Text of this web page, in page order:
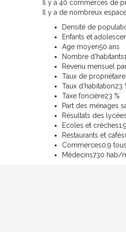
Il y a 40 commerces de
Il y a de nombreux
Densité de
Enfants et
Age moyen50 ans
Nombre d'habitants
Revenu mensuel
Taux de
Taux d'habitation23
Taxe foncière23 %
Part des ménages
Résultats des lycées
Ecoles et crèches
Restaurants et cafés
Commerces0,9
Médecins730 hab/